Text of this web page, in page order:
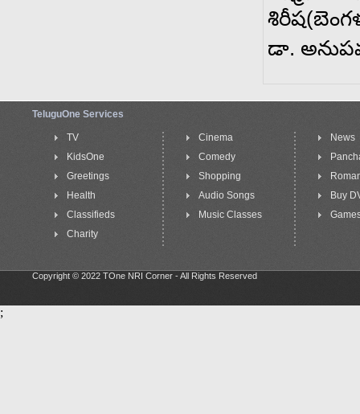
డా.
TeluguOne Services
TV
KidsOne
Greetings
Health
Classifieds
Charity
Cinema
Comedy
Shopping
Audio Songs
Music Classes
News
Buy
Copyright © 2022 TOne NRI Corner - All Rights Reserved
;